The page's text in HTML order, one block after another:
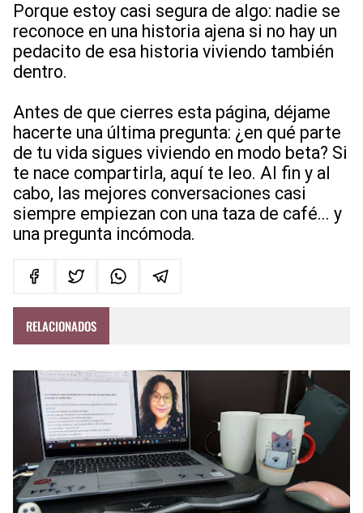
Porque estoy casi segura de algo: nadie se
reconoce en una historia ajena si no hay un
pedacito de esa historia viviendo también
dentro.
Antes de que cierres esta página, déjame
hacerte una última pregunta: ¿en qué parte
de tu vida sigues viviendo en modo beta? Si
te nace compartirla, aquí te leo. Al fin y al
cabo, las mejores conversaciones casi
siempre empiezan con una taza de café... y
una pregunta incómoda.
RELACIONADOS